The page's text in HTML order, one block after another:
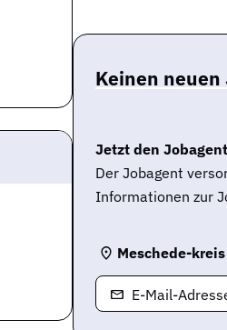
Keinen neuen
Jetzt den
Der Jobagent
Informationen zur
Meschede-kreis
E-Mail-